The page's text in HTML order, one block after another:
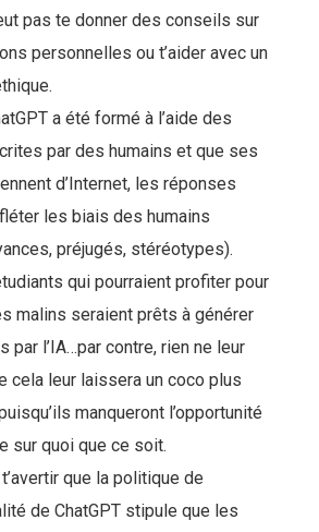
pas te donner des conseils sur
personnelles ou t’aider avec un
a été formé à l’aide des
par des humains et que ses
d’Internet, les réponses
les biais des humains
préjugés, stéréotypes).
qui pourraient profiter pour
malins seraient prêts à générer
par l’IA…par contre, rien ne leur
cela leur laissera un coco plus
manqueront l’opportunité
sur quoi que ce soit.
que la politique de
de ChatGPT stipule que les